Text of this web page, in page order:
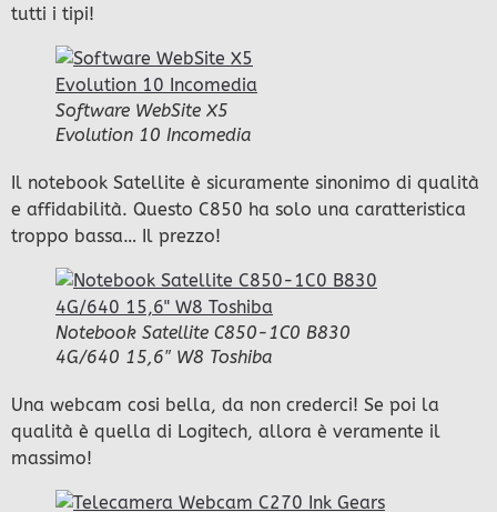
tutti i tipi!
Software WebSite X5
Evolution 10 Incomedia
Il notebook Satellite è sicuramente sinonimo di qualità
e affidabilità. Questo C850 ha solo una caratteristica
troppo bassa… Il prezzo!
Notebook Satellite C850-1C0 B830
4G/640 15,6″ W8 Toshiba
Una webcam cosi bella, da non crederci! Se poi la
qualità è quella di Logitech, allora è veramente il
massimo!